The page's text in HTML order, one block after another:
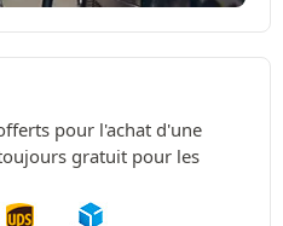
pour l'achat d'une
gratuit pour les